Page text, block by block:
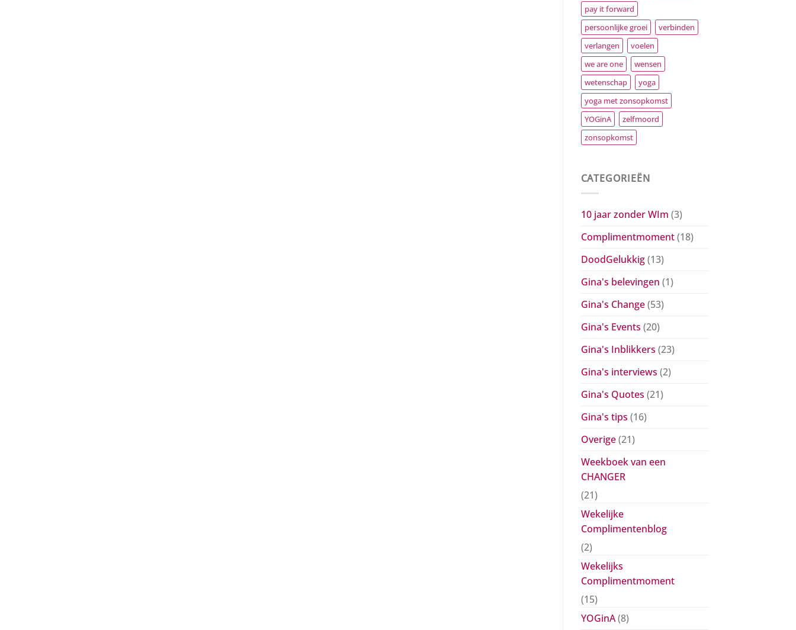
pay it forward
persoonlijke groei
verbinden
verlangen
voelen
we are one
wensen
wetenschap
yoga
yoga met zonsopkomst
YOGinA
zelfmoord
zonsopkomst
CATEGORIEËN
10 jaar zonder WIm (3)
Complimentmoment(18)
DoodGelukkig(13)
Gina's belevingen (1)
Gina's Change(53)
Gina's Events (20)
Gina's Inblikkers (23)
Gina's interviews (2)
Gina's Quotes (21)
Gina's tips (16)
Overige(21)
Weekboek van een
CHANGER
(21)
Wekelijke
Complimentenblog
(2)
Wekelijks
Complimentmoment
(15)
YOGinA(8)